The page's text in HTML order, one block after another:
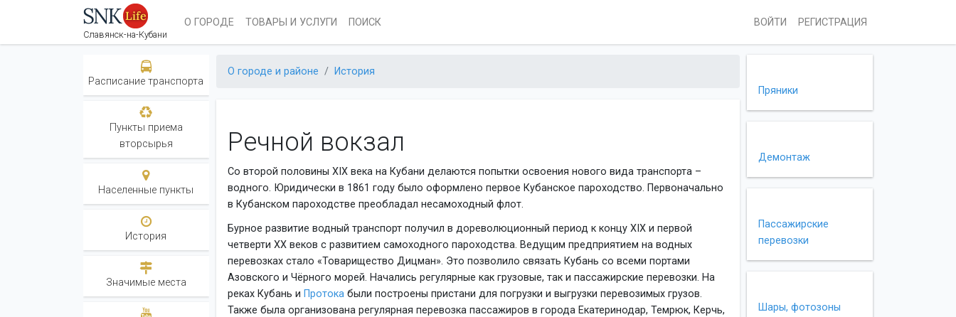
Славянск-на-Кубани
О ГОРОДЕ ТОВАРЫ И УСЛУГИ ПОИСК ВОЙТИ РЕГИСТРАЦИЯ
Расписание транспорта
Пункты приема
вторсырья
Населенные пункты
История
Значимые места
О городе и районе История
Речной вокзал
Со второй половины XIX века на Кубани делаются попытки освоения нового вида транспорта –
водного. Юридически в 1861 году было оформлено первое Кубанское пароходство. Первоначально
в Кубанском пароходстве преобладал несамоходный флот.
Бурное развитие водный транспорт получил в дореволюционный период к концу XIX и первой
четверти XX веков с развитием самоходного пароходства. Ведущим предприятием на водных
перевозках стало «Товарищество Дицман». Это позволило связать Кубань со всеми портами
Азовского и Чёрного морей. Начались регулярные как грузовые, так и пассажирские перевозки. На
реках Кубань и Протокабыли построены пристани для погрузки и выгрузки перевозимых грузов.
Также была организована регулярная перевозка пассажиров в города Екатеринодар, Темрюк, Керчь,
Пряники
Демонтаж
Пассажирские
перевозки
Шары, фотозоны